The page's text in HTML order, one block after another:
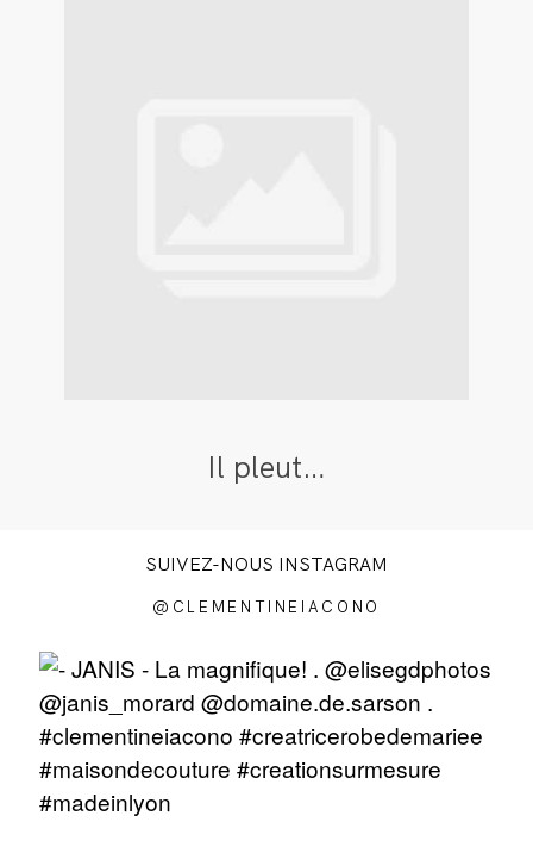
Il pleut…
SUIVEZ-NOUS INSTAGRAM
@CLEMENTINEIACONO